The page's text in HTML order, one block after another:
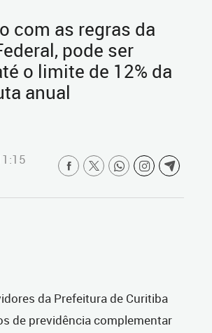
com as regras da
pode ser
o limite de 12% da
anual
da Prefeitura de Curitiba
de previdência complementar